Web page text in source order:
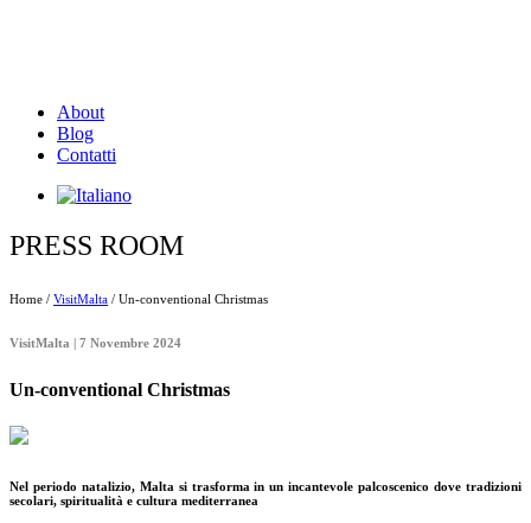
About
Blog
Contatti
PRESS ROOM
Home / VisitMalta / Un-conventional Christmas
VisitMalta | 7 Novembre 2024
Un-conventional Christmas
Nel periodo natalizio, Malta si trasforma in un incantevole palcoscenico dove tradizioni
secolari, spiritualità e cultura mediterranea